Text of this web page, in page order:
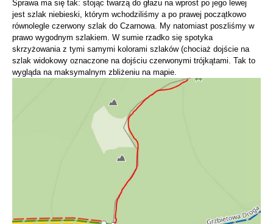
Sprawa ma się tak: stojąc twarzą do głazu na wprost po jego lewej
jest szlak niebieski, którym wchodziliśmy a po prawej początkowo
równolegle czerwony szlak do Czarnowa. My natomiast poszliśmy w
prawo wygodnym szlakiem. W sumie rzadko się spotyka
skrzyżowania z tymi samymi kolorami szlaków (chociaż dojście na
szlak widokowy oznaczone na dojściu czerwonymi trójkątami. Tak to
wygląda na maksymalnym zbliżeniu na mapie.